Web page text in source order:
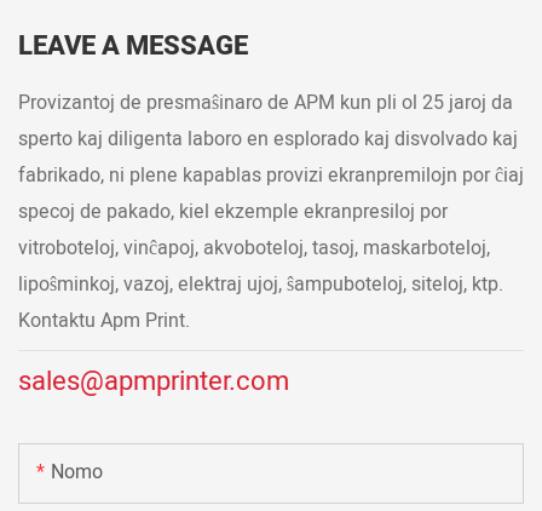
LEAVE A MESSAGE
Provizantoj de presmaŝinaro de APM kun pli ol 25 jaroj da
sperto kaj diligenta laboro en esplorado kaj disvolvado kaj
fabrikado, ni plene kapablas provizi ekranpremilojn por ĉiaj
specoj de pakado, kiel ekzemple ekranpresiloj por
vitroboteloj, vinĉapoj, akvoboteloj, tasoj, maskarboteloj,
lipoŝminkoj, vazoj, elektraj ujoj, ŝampuboteloj, siteloj, ktp.
Kontaktu Apm Print.
sales@apmprinter.com
Nomo